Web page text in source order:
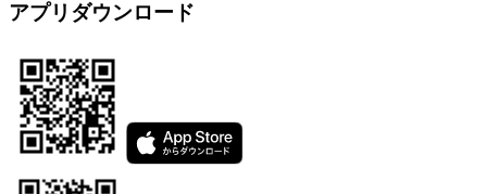
アプリダウンロード